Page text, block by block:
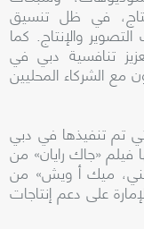
في ظل تنسيق
والإنتاج. كما
تنافسية دبي في
مع الشركاء المحليين
تم تنفيذها في دبي
فيلم «جاك رايان» من
«جيني، ميك أ ويش» من
على دعم إنتاجات